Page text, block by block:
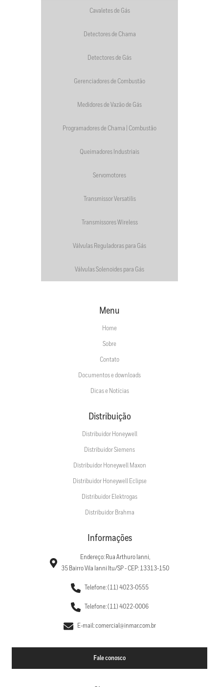
Cavaletes de Gás
Detectores de Chama
Detectores de Gás
Gerenciadores de Combustão
Medidores de Vazão de Gás
Programadores de Chama | Combustão
Queimadores Industriais
Servomotores
Transmissor Versatilis
Transmissores Wireless
Válvulas Reguladoras para Gás
Válvulas Solenoides para Gás
Menu
Home
Sobre
Contato
Documentos e downloads
Dicas e Notícias
Distribuição
Distribuidor Honeywell
Distribuidor Siemens
Distribuidor Honeywell Maxon
Distribuidor Honeywell Eclipse
Distribuidor Elektrogas
Distribuidor Brahma
Informações
Endereço: Rua Arthuro Ianni,
35 Bairro Vila Ianni Itu/SP - CEP: 13313-150
Telefone: (11) 4023-0555
Telefone: (11) 4022-0006
E-mail: comercial@inmar.com.br
Fale conosco